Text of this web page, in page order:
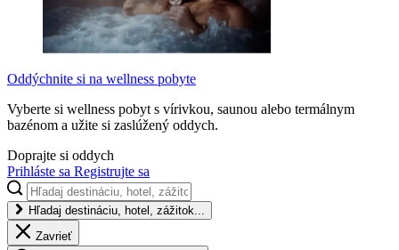
Oddýchnite si na wellness pobyte
Vyberte si wellness pobyt s vírivkou, saunou alebo termálnym
bazénom a užite si zaslúžený oddych.
Doprajte si oddych
Prihláste sa Registrujte sa
Hľadaj destináciu, hotel, zážitok...
Zavrieť